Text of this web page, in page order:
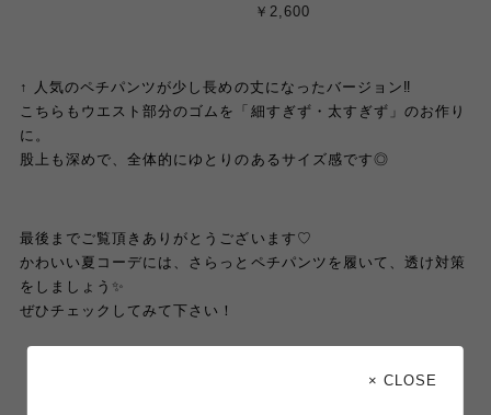
￥2,600
↑ 人気のペチパンツが少し長めの丈になったバージョン‼️
こちらもウエスト部分のゴムを「細すぎず・太すぎず」のお作り
に。
股上も深めで、全体的にゆとりのあるサイズ感です◎
最後までご覧頂きありがとうございます♡
かわいい夏コーデには、さらっとペチパンツを履いて、透け対策
をしましょう✨
ぜひチェックしてみて下さい！
× CLOSE